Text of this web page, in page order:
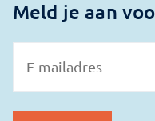
Meld je aan